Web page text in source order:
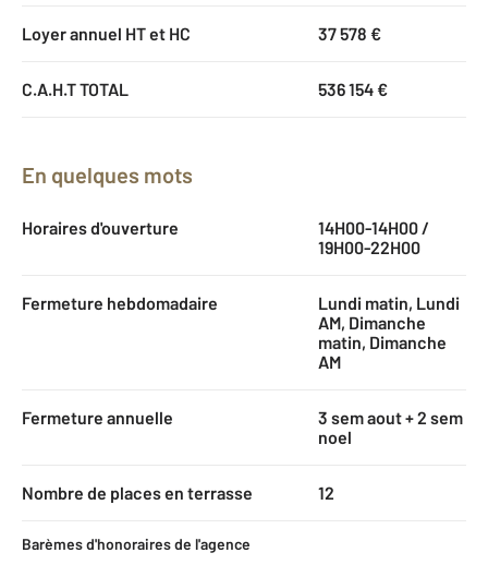
Loyer annuel HT et HC 37 578 €
C.A.H.T TOTAL 536 154 €
En quelques mots
Horaires d'ouverture
14H00-14H00 /
19H00-22H00
Fermeture hebdomadaire
Lundi matin, Lundi
AM, Dimanche
matin, Dimanche
AM
Fermeture annuelle
3 sem aout + 2 sem
noel
Nombre de places en terrasse 12
Barèmes d'honoraires de l'agence